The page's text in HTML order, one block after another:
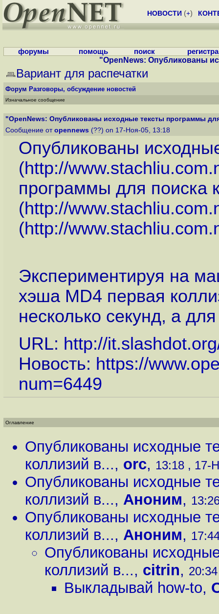
НОВОСТИ (+)
форумы помощь поиск
"OpenNews: Опубликованы
Вариант для распечатки
Форум Разговоры, обсуждение новостей
Изначальное сообщение
"OpenNews: Опубликованы исходные тексты программы
Сообщение от opennews (??) on 17-Ноя-05, 13:18
Опубликованы
(http://
программы для поиска
(http://
(http://
Экспериментируя на
хэша MD4 первая
несколько секунд, а
URL: http://
Новость: https://
num=6449
Оглавление
Опубликованы исходные
коллизий в..., orc, 13:18 , 17-
Опубликованы исходные
коллизий в..., Аноним,
Опубликованы исходные
коллизий в..., Аноним,
Опубликованы
коллизий в..., citrin,
Выкладывай how-to,